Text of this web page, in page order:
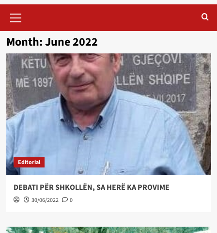
Menu
Month:June 2022
Editorial
DEBATI PËR SHKOLLËN, SA HERË KA PROVIME
30/06/2022 0